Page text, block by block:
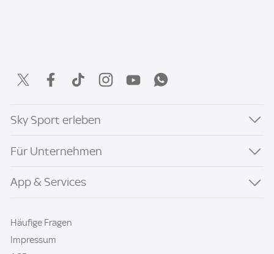
Sky Sport erleben
Für Unternehmen
App & Services
Häufige Fragen
Impressum